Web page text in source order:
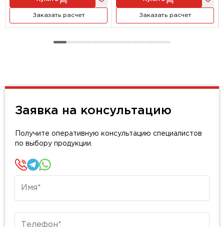
Заказать расчет Заказать расчет
Заявка на консультацию
Получите оперативную консультацию специалистов
по выбору продукции.